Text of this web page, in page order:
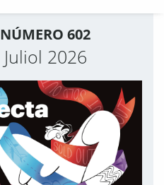
NÚMERO 602
Juliol 2026